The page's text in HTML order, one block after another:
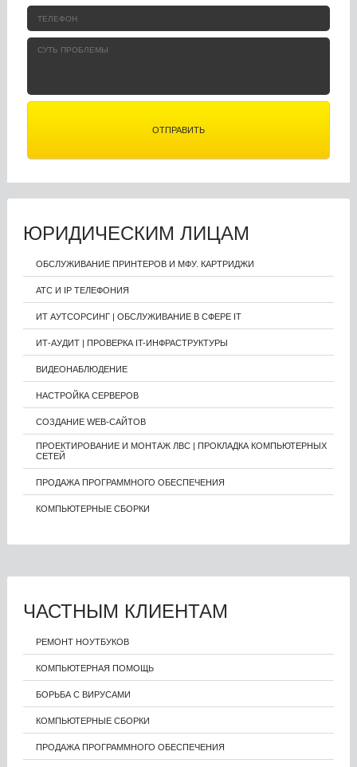
ЮРИДИЧЕСКИМ ЛИЦАМ
ОБСЛУЖИВАНИЕ ПРИНТЕРОВ И МФУ. КАРТРИДЖИ
АТС И IP ТЕЛЕФОНИЯ
ИТ АУТСОРСИНГ | ОБСЛУЖИВАНИЕ В СФЕРЕ IT
ИТ-АУДИТ | ПРОВЕРКА IT-ИНФРАСТРУКТУРЫ
ВИДЕОНАБЛЮДЕНИЕ
НАСТРОЙКА СЕРВЕРОВ
СОЗДАНИЕ WEB-САЙТОВ
ПРОЕКТИРОВАНИЕ И МОНТАЖ ЛВС | ПРОКЛАДКА КОМПЬЮТЕРНЫХ
СЕТЕЙ
ПРОДАЖА ПРОГРАММНОГО ОБЕСПЕЧЕНИЯ
КОМПЬЮТЕРНЫЕ СБОРКИ
ЧАСТНЫМ КЛИЕНТАМ
РЕМОНТ НОУТБУКОВ
КОМПЬЮТЕРНАЯ ПОМОЩЬ
БОРЬБА С ВИРУСАМИ
КОМПЬЮТЕРНЫЕ СБОРКИ
ПРОДАЖА ПРОГРАММНОГО ОБЕСПЕЧЕНИЯ